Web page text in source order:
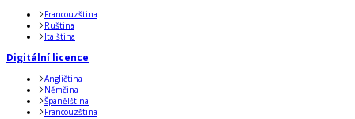
Francouzština
Ruština
Italština
Digitální licence
Angličtina
Němčina
Španělština
Francouzština